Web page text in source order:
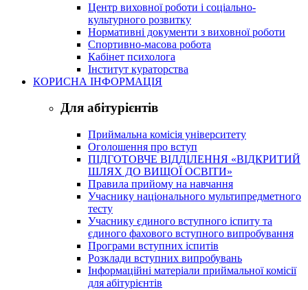
Центр виховної роботи і соціально-
культурного розвитку
Нормативні документи з виховної роботи
Спортивно-масова робота
Кабінет психолога
Інститут кураторства
КОРИСНА ІНФОРМАЦІЯ
Для абітурієнтів
Приймальна комісія університету
Оголошення про вступ
ПІДГОТОВЧЕ ВІДДІЛЕННЯ «ВІДКРИТИЙ
ШЛЯХ ДО ВИЩОЇ ОСВІТИ»
Правила прийому на навчання
Учаснику національного мультипредметного
тесту
Учаснику єдиного вступного іспиту та
єдиного фахового вступного випробування
Програми вступних іспитів
Розклади вступних випробувань
Інформаційні матеріали приймальної комісії
для абітурієнтів